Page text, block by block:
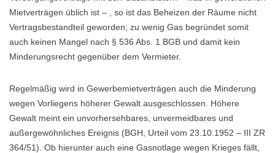
Mietverträgen üblich ist – , so ist das Beheizen der Räume nicht
Vertragsbestandteil geworden; zu wenig Gas begründet somit
auch keinen Mangel nach § 536 Abs. 1 BGB und damit kein
Minderungsrecht gegenüber dem Vermieter.
Regelmäßig wird in Gewerbemietverträgen auch die Minderung
wegen Vorliegens höherer Gewalt ausgeschlossen. Höhere
Gewalt meint ein unvorhersehbares, unvermeidbares und
außergewöhnliches Ereignis (BGH, Urteil vom 23.10.1952 – III ZR
364/51). Ob hierunter auch eine Gasnotlage wegen Krieges fällt,